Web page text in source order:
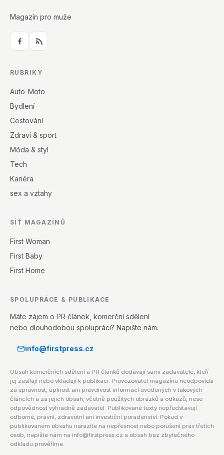
Magazín pro muže
RUBRIKY
Auto-Moto
Bydlení
Cestování
Zdraví & sport
Móda & styl
Tech
Kariéra
sex a vztahy
SÍŤ MAGAZÍNŮ
First Woman
First Baby
First Home
SPOLUPRÁCE & PUBLIKACE
Máte zájem o PR článek, komerční sdělení
nebo dlouhodobou spolupráci? Napište nám.
info@firstpress.cz
Obsah komerčních sdělení a PR článků dodávají sami zadavatelé, kteří
jej zasílají nebo vkládají k publikaci. Provozovatel magazínu neodpovídá
za správnost, úplnost ani pravdivost informací uvedených v takových
článcích a za jejich obsah, včetně použitých obrázků a odkazů, nese
odpovědnost výhradně zadavatel. Publikované texty nepředstavují
odborné, právní, zdravotní ani investiční poradenství. Pokud v
publikovaném obsahu narazíte na nepřesnost nebo porušení práv třetích
osob, napište nám na info@firstpress.cz a obsah bez zbytečného
odkladu prověříme.